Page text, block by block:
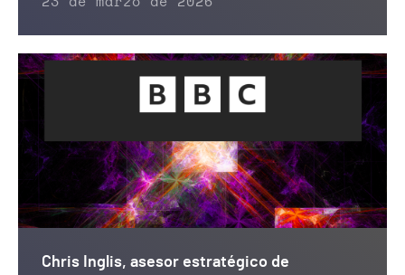
Chris Inglis, asesor estratégico de